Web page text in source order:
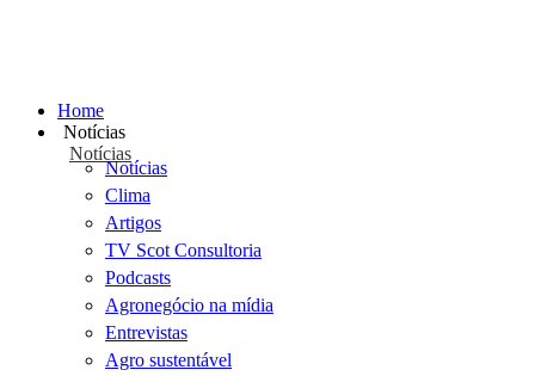
Home
Notícias
Notícias
Notícias
Clima
Artigos
TV Scot Consultoria
Podcasts
Agronegócio na mídia
Entrevistas
Agro sustentável